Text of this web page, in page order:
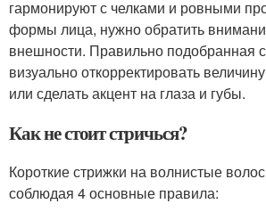
гармонируют с челками и ровными
формы лица, нужно обратить
внешности. Правильно подобранная
визуально откорректировать
или сделать акцент на глаза и губы.
Как не стоит стричься?
Короткие стрижки на волнистые
соблюдая 4 основные правила: